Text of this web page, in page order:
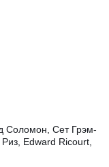
Соломон, Сет Грэм-
Edward Ricourt,